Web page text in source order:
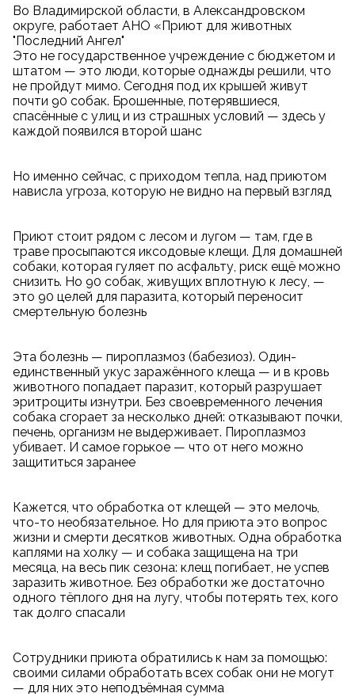
Во Владимирской области, в Александровском
округе, работает АНО «Приют для животных
"Последний Ангел"
Это не государственное учреждение с бюджетом и
штатом — это люди, которые однажды решили, что
не пройдут мимо. Сегодня под их крышей живут
почти 90 собак. Брошенные, потерявшиеся,
спасённые с улиц и из страшных условий — здесь у
каждой появился второй шанс
Но именно сейчас, с приходом тепла, над приютом
нависла угроза, которую не видно на первый взгляд
Приют стоит рядом с лесом и лугом — там, где в
траве просыпаются иксодовые клещи. Для домашней
собаки, которая гуляет по асфальту, риск ещё можно
снизить. Но 90 собак, живущих вплотную к лесу, —
это 90 целей для паразита, который переносит
смертельную болезнь
Эта болезнь — пироплазмоз (бабезиоз). Один-
единственный укус заражённого клеща — и в кровь
животного попадает паразит, который разрушает
эритроциты изнутри. Без своевременного лечения
собака сгорает за несколько дней: отказывают почки,
печень, организм не выдерживает. Пироплазмоз
убивает. И самое горькое — что от него можно
защититься заранее
Кажется, что обработка от клещей — это мелочь,
что-то необязательное. Но для приюта это вопрос
жизни и смерти десятков животных. Одна обработка
каплями на холку — и собака защищена на три
месяца, на весь пик сезона: клещ погибает, не успев
заразить животное. Без обработки же достаточно
одного тёплого дня на лугу, чтобы потерять тех, кого
так долго спасали
Сотрудники приюта обратились к нам за помощью:
своими силами обработать всех собак они не могут
— для них это неподъёмная сумма